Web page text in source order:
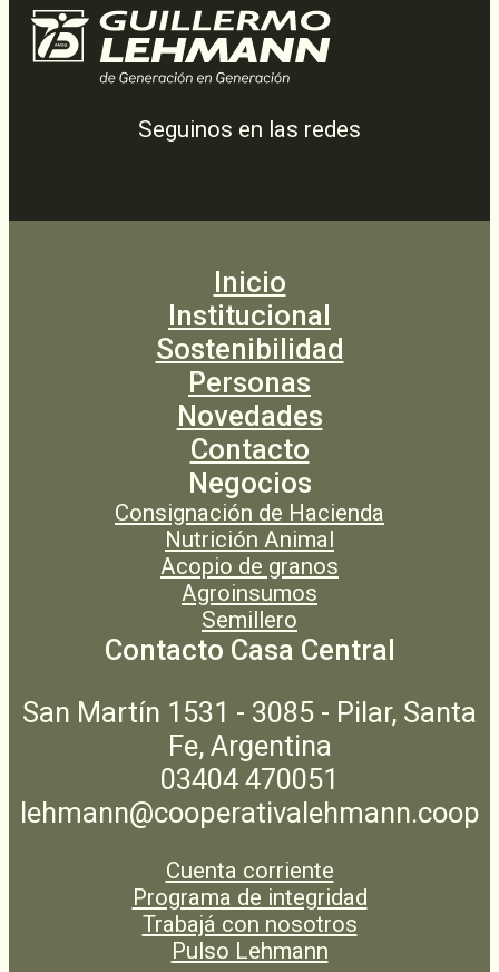
Seguinos en las redes
Inicio
Institucional
Sostenibilidad
Personas
Novedades
Contacto
Negocios
Consignación de Hacienda
Nutrición Animal
Acopio de granos
Agroinsumos
Semillero
Contacto Casa Central
San Martín 1531 - 3085 - Pilar, Santa
Fe, Argentina
03404 470051
lehmann@cooperativalehmann.coop
Cuenta corriente
Programa de integridad
Trabajá con nosotros
Pulso Lehmann